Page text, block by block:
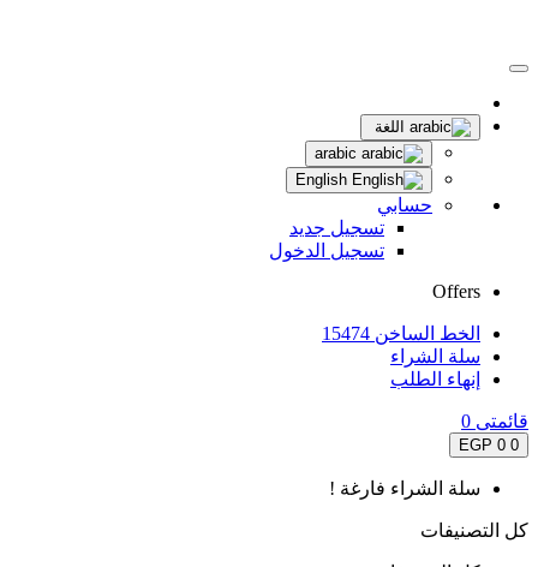
اللغة
حسابي
تسجيل جديد
تسجيل الدخول
Offers
الخط الساخن 15474
سلة الشراء
إنهاء الطلب
قائمتى 0
0
0 EGP
سلة الشراء فارغة !
كل التصنيفات